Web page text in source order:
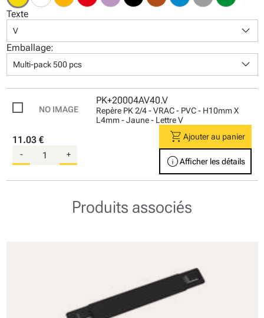
Texte
V keyboard_arrow_down
Emballage:
Multi-pack 500 pcs keyboard_arrow_down
PK+20004AV40.V
Repère PK 2/4 - VRAC - PVC - H10mm X
L4mm - Jaune - Lettre V
11.03 €
- +
shopping_cart Ajouter au panier
infoAfficher les détails
Produits associés